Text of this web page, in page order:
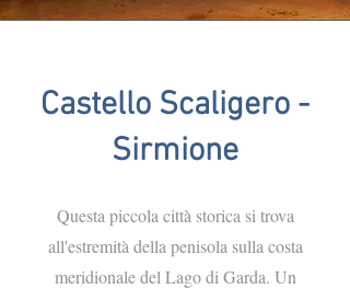
Castello Scaligero -
Sirmione
Questa piccola città storica si trova
all'estremità della penisola sulla costa
meridionale del Lago di Garda. Un